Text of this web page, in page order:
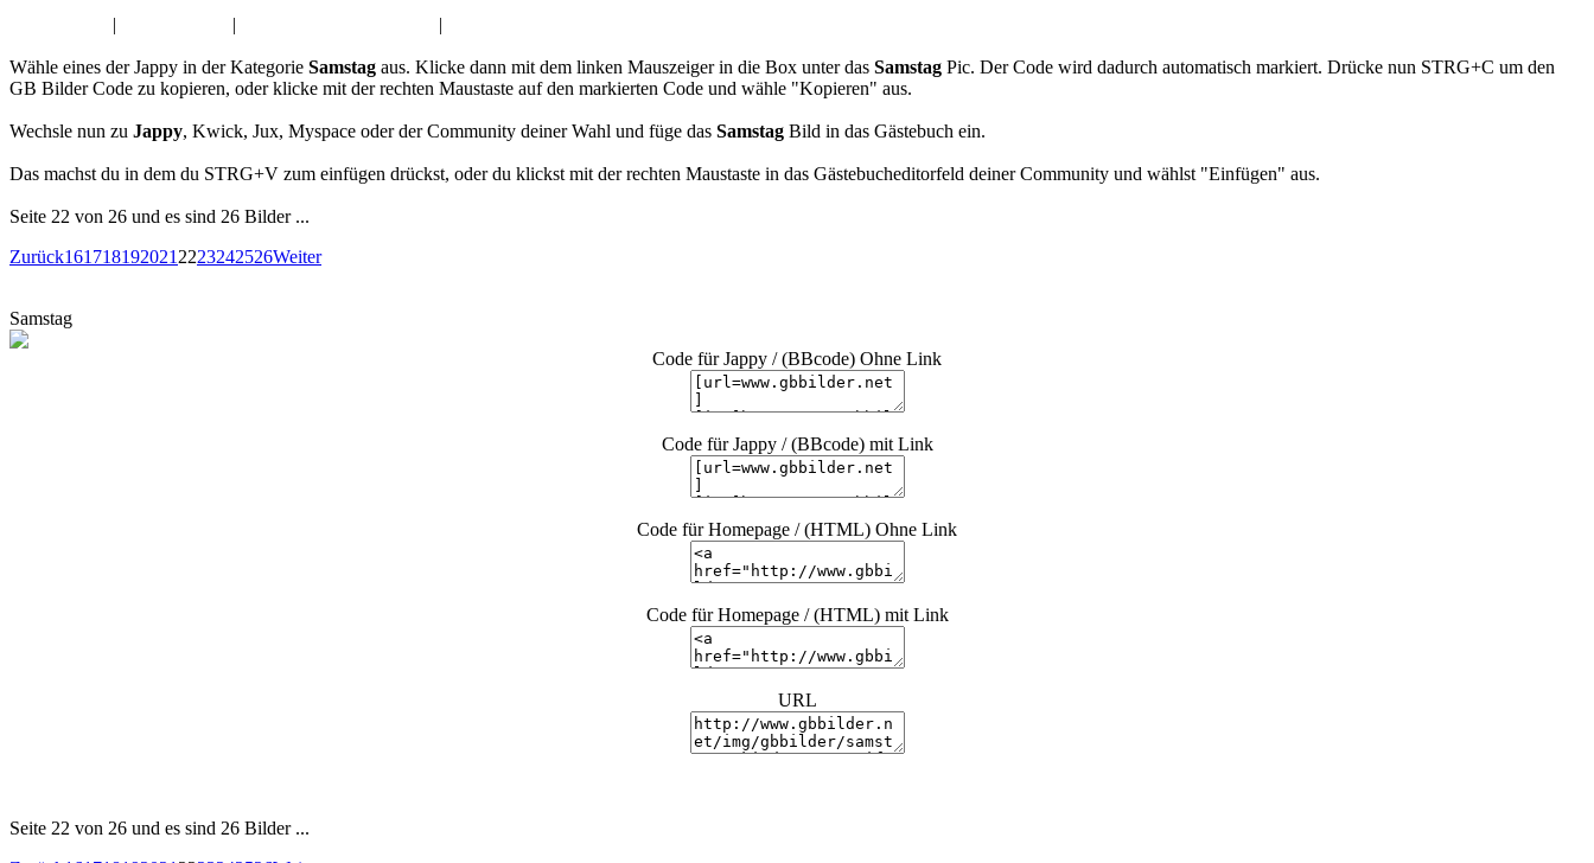
| | |
Wähle eines der Jappy in der Kategorie Samstag aus. Klicke dann mit dem linken Mauszeiger in die Box unter das Samstag Pic. Der Code wird dadurch automatisch markiert. Drücke nun STRG+C um den
GB Bilder Code zu kopieren, oder klicke mit der rechten Maustaste auf den markierten Code und wähle "Kopieren" aus.
Wechsle nun zu Jappy, Kwick, Jux, Myspace oder der Community deiner Wahl und füge das Samstag Bild in das Gästebuch ein.
Das machst du in dem du STRG+V zum einfügen drückst, oder du klickst mit der rechten Maustaste in das Gästebucheditorfeld deiner Community und wählst "Einfügen" aus.
Seite 22 von 26 und es sind 26 Bilder ...
Zurück161718192021 2223242526Weiter
Samstag
Code für Jappy / (BBcode) Ohne Link
Code für Jappy / (BBcode) mit Link
Code für Homepage / (HTML) Ohne Link
Code für Homepage / (HTML) mit Link
URL
Seite 22 von 26 und es sind 26 Bilder ...